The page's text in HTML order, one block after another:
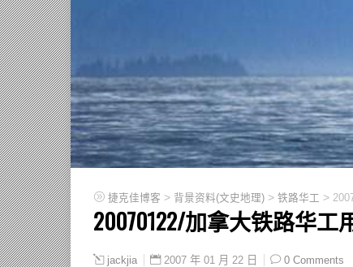
捷克佳博客 > 背景资料(文史地理) > 铁路华工 >
20070122/加拿大铁路华工
jackjia 2007 年 01 月 22 日 0 Comments